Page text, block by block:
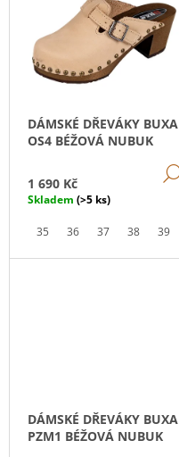
Ů
DÁMSKÉ DŘEVÁKY BUXA
OS4 BÉŽOVÁ NUBUK
1 690 Kč
Skladem (>5 ks)
35 36 37 38 39
DÁMSKÉ DŘEVÁKY BUXA
PZM1 BÉŽOVÁ NUBUK